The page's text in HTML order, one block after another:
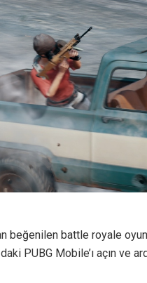
beğenilen battle royale
PUBG Mobile’ı açın ve